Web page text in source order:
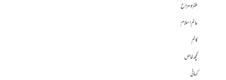
طنز و مزاح
عالم اسلام
کالم
کچھ خاص
کہانی